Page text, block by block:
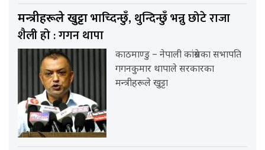
मन्त्रीहरूले खुट्टाभाच्दिन्छुँ, थुन्दिन्छुँ भन्नु छोटे राजा
शैली हो : गगन थापा
काठमाण्डु – नेपाली कांग्रेसका सभापति
गगनकुमार थापाले सरकारका
मन्त्रीहरूले खुट्टा